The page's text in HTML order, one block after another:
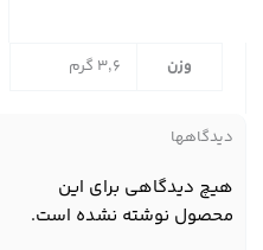
وزن 3,6 گرم
دیدگاهها
هیچ دیدگاهی برای این
محصول نوشته نشده است.